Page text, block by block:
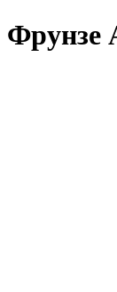
Фрунзе